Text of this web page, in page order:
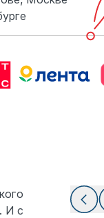
И с